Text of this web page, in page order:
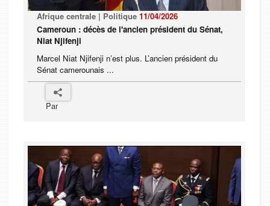
Afrique centrale | Politique 11/04/2026
Cameroun : décès de l'ancien président du Sénat,
Niat Njifenji
Marcel Niat Njifenji n’est plus. L’ancien président du
Sénat camerounais ...
Par